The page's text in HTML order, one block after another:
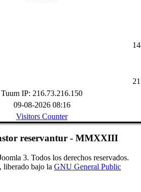
Tuum IP: 216.73.216.150
09-08-2026 08:16
Visitors Counter
reservantur - MMXXIII
3. Todos los derechos reservados.
liberado bajo la GNU General Public